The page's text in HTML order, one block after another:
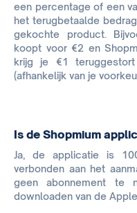
een percentage of een
het terugbetaalde
gekochte product.
koopt voor €2 en
krijg je €1
(afhankelijk van je
Is de Shopmium
Ja, de applicatie is
verbonden aan het
geen abonnement te
downloaden van de